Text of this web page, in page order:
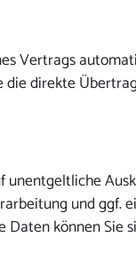
Vertrags
die direkte
unentgeltliche
und ggf.
können